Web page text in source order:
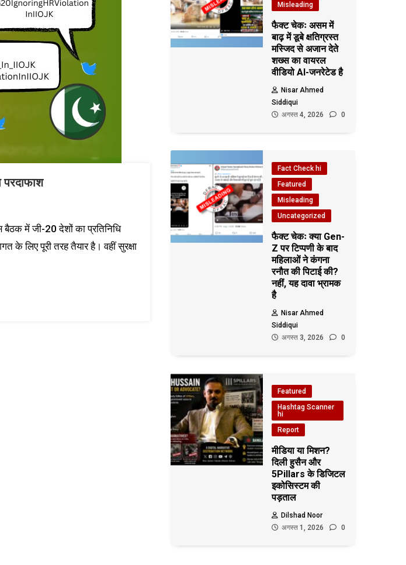
परदाफाश
में जी-20 देशों का प्रतिनिधि
के लिए पूरी तरह तैयार है। वहीं सुरक्षा
Misleading
फैक्ट चेकः असम में
बाढ़ में डूबे क्षतिग्रस्त
मस्जिद से अजान देते
शख्स का वायरल
वीडियो AI-जनरेटेड है
Nisar Ahmed
Siddiqui
अगस्त 4, 2026
0
Fact Check hi
Featured
Misleading
Uncategorized
फैक्ट चेकः क्या Gen-
Z पर टिप्पणी के बाद
महिलाओं ने कंगना
रनौत की पिटाई की?
नहीं, यह दावा भ्रामक
है
Nisar Ahmed
Siddiqui
अगस्त 3, 2026
0
Featured
Hashtag Scanner
hi
Report
मीडिया या मिशन?
दिली हुसैन और
5Pillars के डिजिटल
इकोसिस्टम की
पड़ताल
Dilshad Noor
अगस्त 1, 2026
0